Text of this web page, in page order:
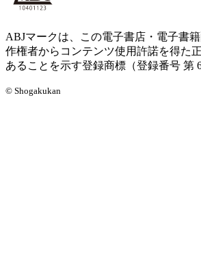
ABJマークは、この電子書店・電子書
作権者からコンテンツ使用許諾を得た
あることを示す登録商標（登録番号 第
© Shogakukan